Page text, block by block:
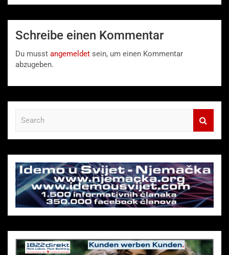
Schreibe einen Kommentar
Du musst angemeldet sein, um einen Kommentar
abzugeben.
c
h